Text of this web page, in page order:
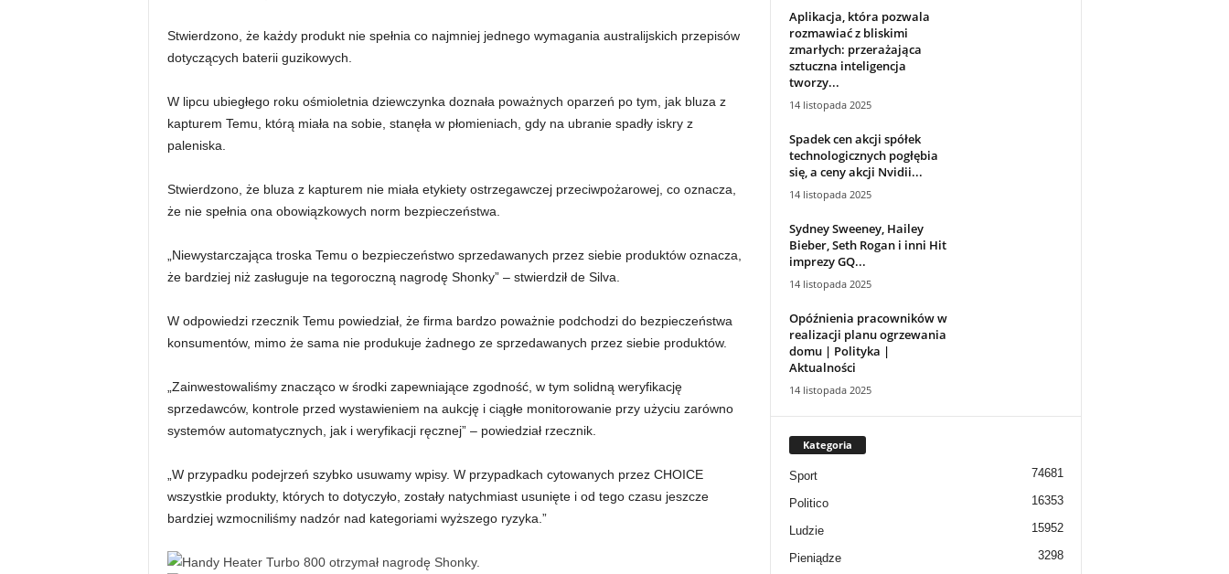
Stwierdzono, że każdy produkt nie spełnia co najmniej jednego wymagania australijskich przepisów
dotyczących baterii guzikowych.
W lipcu ubiegłego roku ośmioletnia dziewczynka doznała poważnych oparzeń po tym, jak bluza z
kapturem Temu, którą miała na sobie, stanęła w płomieniach, gdy na ubranie spadły iskry z
paleniska.
Stwierdzono, że bluza z kapturem nie miała etykiety ostrzegawczej przeciwpożarowej, co oznacza,
że ​​nie spełnia ona obowiązkowych norm bezpieczeństwa.
„Niewystarczająca troska Temu o bezpieczeństwo sprzedawanych przez siebie produktów oznacza,
że ​​bardziej niż zasługuje na tegoroczną nagrodę Shonky” – stwierdził de Silva.
W odpowiedzi rzecznik Temu powiedział, że firma bardzo poważnie podchodzi do bezpieczeństwa
konsumentów, mimo że sama nie produkuje żadnego ze sprzedawanych przez siebie produktów.
„Zainwestowaliśmy znacząco w środki zapewniające zgodność, w tym solidną weryfikację
sprzedawców, kontrole przed wystawieniem na aukcję i ciągłe monitorowanie przy użyciu zarówno
systemów automatycznych, jak i weryfikacji ręcznej” – powiedział rzecznik.
„W przypadku podejrzeń szybko usuwamy wpisy. W przypadkach cytowanych przez CHOICE
wszystkie produkty, których to dotyczyło, zostały natychmiast usunięte i od tego czasu jeszcze
bardziej wzmocniliśmy nadzór nad kategoriami wyższego ryzyka.”
Aplikacja, która pozwala
rozmawiać z bliskimi
zmarłych: przerażająca
sztuczna inteligencja
tworzy...
14 listopada 2025
Spadek cen akcji spółek
technologicznych pogłębia
się, a ceny akcji Nvidii...
14 listopada 2025
Sydney Sweeney, Hailey
Bieber, Seth Rogan i inni Hit
imprezy GQ...
14 listopada 2025
Opóźnienia pracowników w
realizacji planu ogrzewania
domu | Polityka |
Aktualności
14 listopada 2025
Kategoria
Sport 74681
Politico 16353
Ludzie 15952
Pieniądze 3298